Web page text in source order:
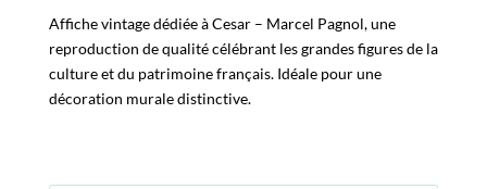
Affiche vintage dédiée à Cesar – Marcel Pagnol, une
reproduction de qualité célébrant les grandes figures de la
culture et du patrimoine français. Idéale pour une
décoration murale distinctive.